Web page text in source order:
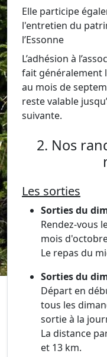
Elle participe
l'entretien du
l’Essonne
L’adhésion à
fait généralement
au mois de
reste valable
suivante.
2. Nos
Les sorties
Sorties du
Rendez-vous
mois
Le repas du
Sorties du
Départ en
tous les
sortie à la
La distance
et 13 km.